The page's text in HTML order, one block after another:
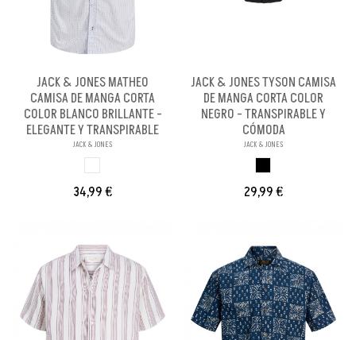
JACK & JONES MATHEO
CAMISA DE MANGA CORTA
COLOR BLANCO BRILLANTE -
ELEGANTE Y TRANSPIRABLE
JACK & JONES
34,99 €
JACK & JONES TYSON CAMISA
DE MANGA CORTA COLOR
NEGRO - TRANSPIRABLE Y
CÓMODA
JACK & JONES
29,99 €